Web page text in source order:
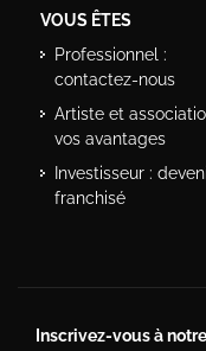
VOUS ÊTES
Professionnel :
contactez-nous
Artiste et
vos avantages
Investisseur :
franchisé
Inscrivez-vous à